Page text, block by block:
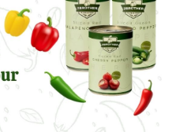
und der Welt das Beste der